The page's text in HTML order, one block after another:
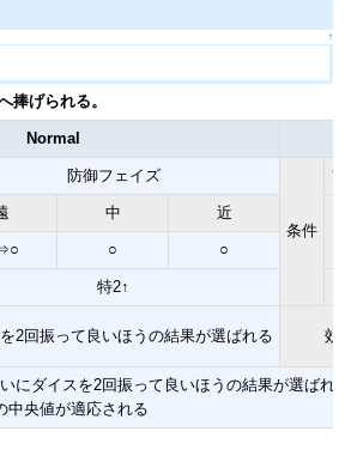
↑
捧げられる。
Normal
防御フェイズ
条件
中 近
○ ○
特2↑
2回振って良いほうの結果が選ばれる 効
いにダイスを2回振って良いほうの結果が選ばれ
中央値が適応される